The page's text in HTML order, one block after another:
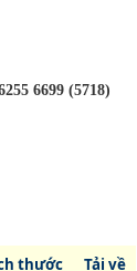
6699 (5718)
thước Tải về